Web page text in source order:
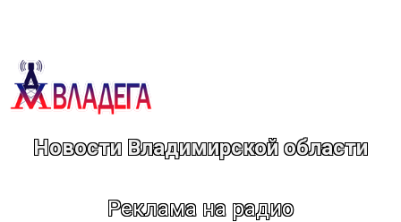
Новости Владимирской области
Реклама на радио